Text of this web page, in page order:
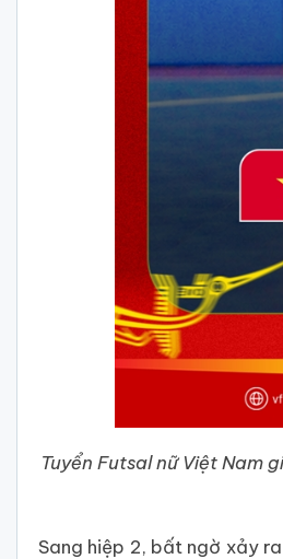
Tuyển Futsal nữ Việt Nam
Sang hiệp 2, bất ngờ xảy